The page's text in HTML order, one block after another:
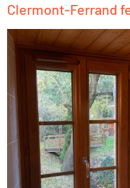
Clermont-Ferrand